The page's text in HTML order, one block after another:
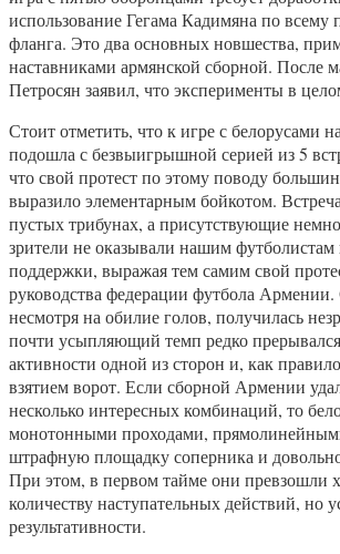
использование Гегама Кадимяна по всему
фланга. Это два основных новшества,
наставниками армянской сборной. После
Петросян заявил, что эксперименты в
Стоит отметить, что к игре с белорусами
подошла с безвыигрышной серией из 5
что свой протест по этому поводу
выразило элементарным бойкотом.
пустых трибунах, а присутствующие
зрители не оказывали нашим
поддержки, выражая тем самим свой
руководства федерации футбола Армении.
несмотря на обилие голов, получилась
почти усыпляющий темп редко
активности одной из сторон и, как
взятием ворот. Если сборной Армении
несколько интересных комбинаций, то
монотонными проходами,
штрафную площадку соперника и
При этом, в первом тайме они превзошли
количеству наступательных действий, но
результативности.